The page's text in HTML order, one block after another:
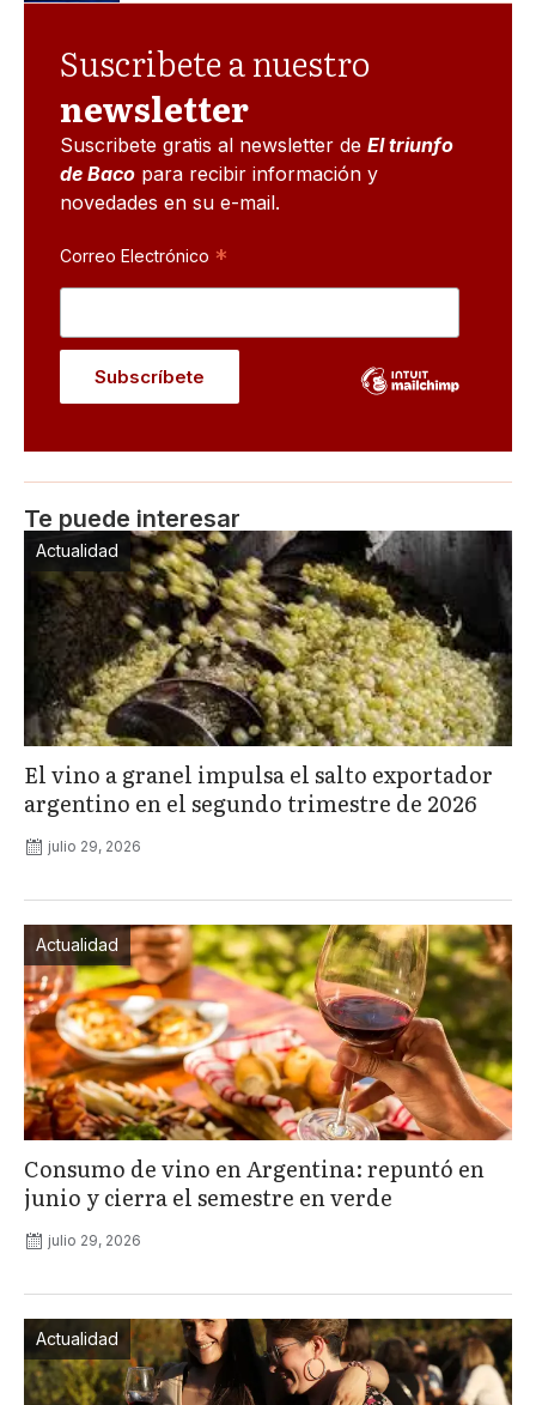
Suscribete a nuestro
newsletter
Suscribete gratis al newsletter de El triunfo
de Baco para recibir información y
novedades en su e-mail.
Correo Electrónico *
Te puede interesar
Actualidad
El vino a granel impulsa el salto exportador
argentino en el segundo trimestre de 2026
julio 29, 2026
Actualidad
Consumo de vino en Argentina: repuntó en
junio y cierra el semestre en verde
julio 29, 2026
Actualidad